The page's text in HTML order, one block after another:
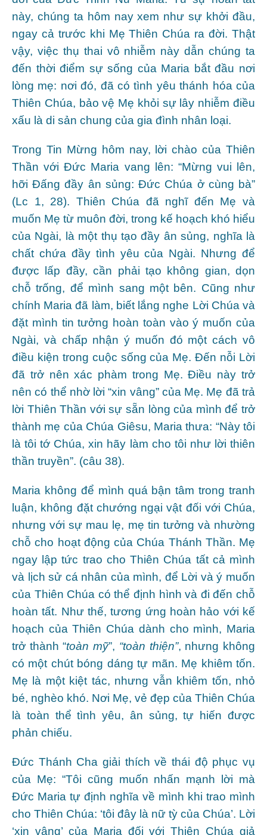
này, chúng ta hôm nay xem như sự khởi đầu,
ngay cả trước khi Mẹ Thiên Chúa ra đời. Thật
vậy, việc thụ thai vô nhiễm này dẫn chúng ta
đến thời điểm sự sống của Maria bắt đầu nơi
lòng mẹ: nơi đó, đã có tình yêu thánh hóa của
Thiên Chúa, bảo vệ Mẹ khỏi sự lây nhiễm điều
xấu là di sản chung của gia đình nhân loại.
Trong Tin Mừng hôm nay, lời chào của Thiên
Thần với Đức Maria vang lên: “Mừng vui lên,
hỡi Đấng đầy ân sủng: Đức Chúa ở cùng bà”
(Lc 1, 28). Thiên Chúa đã nghĩ đến Mẹ và
muốn Mẹ từ muôn đời, trong kế hoạch khó hiểu
của Ngài, là một thụ tạo đầy ân sủng, nghĩa là
chất chứa đầy tình yêu của Ngài. Nhưng để
được lấp đầy, cần phải tạo không gian, dọn
chỗ trống, để mình sang một bên. Cũng như
chính Maria đã làm, biết lắng nghe Lời Chúa và
đặt mình tin tưởng hoàn toàn vào ý muốn của
Ngài, và chấp nhận ý muốn đó một cách vô
điều kiện trong cuộc sống của Mẹ. Đến nỗi Lời
đã trở nên xác phàm trong Mẹ. Điều này trở
nên có thể nhờ lời “xin vâng” của Mẹ. Mẹ đã trả
lời Thiên Thần với sự sẵn lòng của mình để trở
thành mẹ của Chúa Giêsu, Maria thưa: “Này tôi
là tôi tớ Chúa, xin hãy làm cho tôi như lời thiên
thần truyền”. (câu 38).
Maria không để mình quá bận tâm trong tranh
luận, không đặt chướng ngại vật đối với Chúa,
nhưng với sự mau lẹ, mẹ tin tưởng và nhường
chỗ cho hoạt động của Chúa Thánh Thần. Mẹ
ngay lập tức trao cho Thiên Chúa tất cả mình
và lịch sử cá nhân của mình, để Lời và ý muốn
của Thiên Chúa có thể định hình và đi đến chỗ
hoàn tất. Như thế, tương ứng hoàn hảo với kế
hoạch của Thiên Chúa dành cho mình, Maria
trở thành “toàn mỹ”, “toàn thiện”, nhưng không
có một chút bóng dáng tự mãn. Mẹ khiêm tốn.
Mẹ là một kiệt tác, nhưng vẫn khiêm tốn, nhỏ
bé, nghèo khó. Nơi Mẹ, vẻ đẹp của Thiên Chúa
là toàn thể tình yêu, ân sủng, tự hiến được
phản chiếu.
Đức Thánh Cha giải thích về thái độ phục vụ
của Mẹ: “Tôi cũng muốn nhấn mạnh lời mà
Đức Maria tự định nghĩa về mình khi trao mình
cho Thiên Chúa: ‘tôi đây là nữ tỳ của Chúa’. Lời
‘xin vâng’ của Maria đối với Thiên Chúa giả